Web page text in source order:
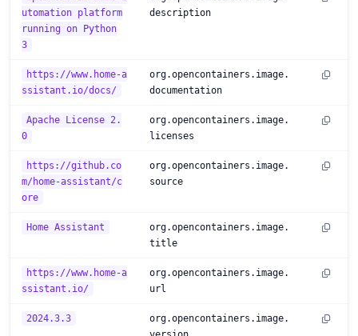
utomation platform
running on Python
3
description
https://www.home-a
ssistant.io/docs/
org.opencontainers.image.
documentation
Apache License 2.
0
org.opencontainers.image.
licenses
https://github.co
m/home-assistant/c
ore
org.opencontainers.image.
source
Home Assistant
org.opencontainers.image.
title
https://www.home-a
ssistant.io/
org.opencontainers.image.
url
2024.3.3
org.opencontainers.image.